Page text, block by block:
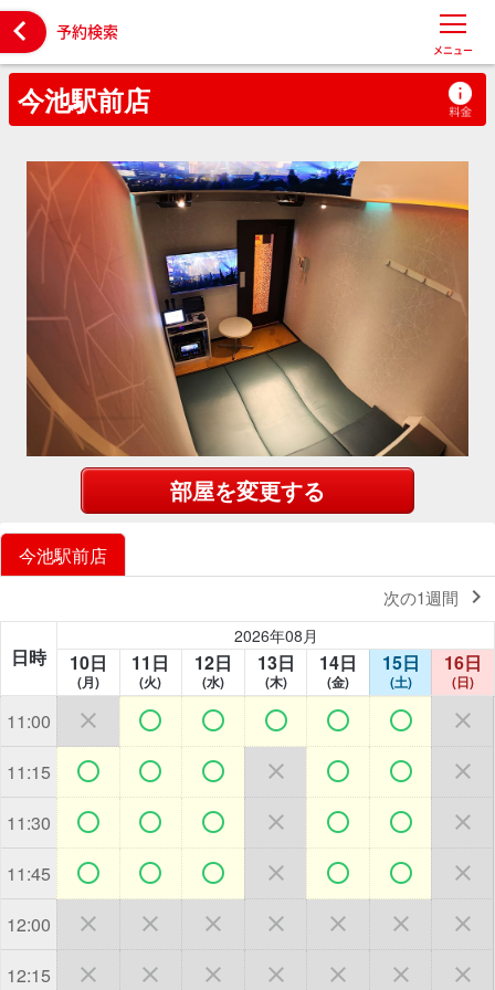
 予約検索
メニュー
今池駅前店
部屋を変更する
今池駅前店
次の1週間 
日時
2026年08月
10日
(月)
11日
(火)
12日
(水)
13日
(木)
14日
(金)
15日
(土)
16日
(日)
11:00       
11:15       
11:30       
11:45       
12:00       
12:15       